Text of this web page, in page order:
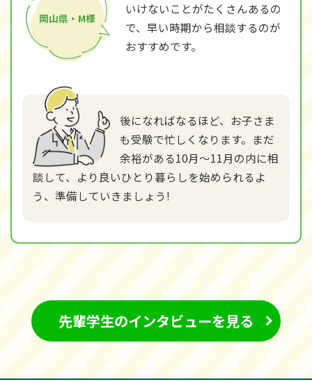
岡山県・M様
いけないことがたくさんあるの
で、早い時期から相談するのが
おすすめです。
後になればなるほど、お子さま
も受験で忙しくなります。まだ
余裕がある10月～11月の内に相
談して、より良いひとり暮らしを始められるよ
う、準備していきましょう!
先輩学生のインタビューを見る